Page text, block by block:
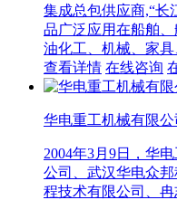
集成总包供应商,“长
品广泛应用在船舶
油化工、机械、家具
查看详情 在线咨询
华电重工机械有限公
2004年3月9日，华
公司、武汉华电众
程技术有限公司、